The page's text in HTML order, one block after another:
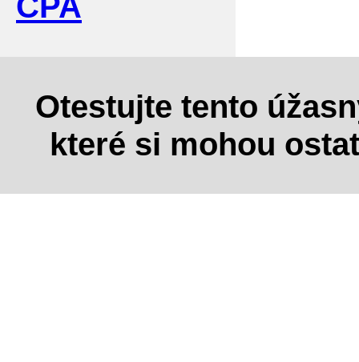
Otestujte tento
které si mohou